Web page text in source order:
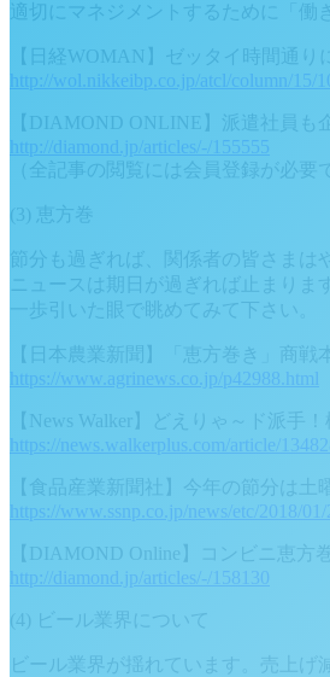
適切にマネジメントするために「働
【日経WOMAN】ゼッタイ時間通
http://wol.nikkeibp.co.jp/atcl/column/15/
【DIAMOND ONLINE】派遣社員も
http://diamond.jp/articles/-/155555
（全記事の閲覧には会員登録が必要
(3) 恵方巻
節分も過ぎれば、関係者の皆さまは
ニュースは期日が過ぎれば止まり
一歩引いた眼で眺めてみて下さい。
【日本農業新聞】「恵方巻き」商
https://www.agrinews.co.jp/p42988.html
【News Walker】どえりゃ～ド派手
https://news.walkerplus.com/article/
【食品産業新聞社】今年の節分は
https://www.ssnp.co.jp/news/etc/2018/
【DIAMOND Online】コンビニ恵方
http://diamond.jp/articles/-/158130
(4) ビール業界について
ビール業界が揺れています。売上げ